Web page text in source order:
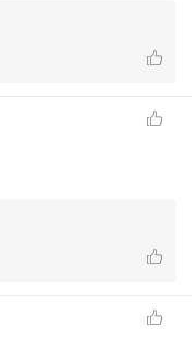
于原作者
还有三个加热盘：深